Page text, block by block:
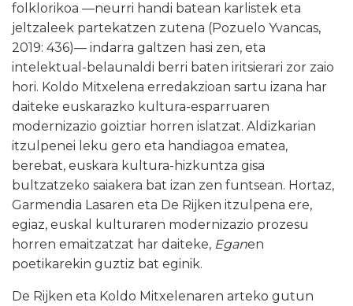
folklorikoa —neurri handi batean karlistek eta
jeltzaleek partekatzen zutena (Pozuelo Yvancas,
2019: 436)— indarra galtzen hasi zen, eta
intelektual-belaunaldi berri baten iritsierari zor zaio
hori. Koldo Mitxelena erredakzioan sartu izana har
daiteke euskarazko kultura-esparruaren
modernizazio goiztiar horren islatzat. Aldizkarian
itzulpenei leku gero eta handiagoa ematea,
berebat, euskara kultura-hizkuntza gisa
bultzatzeko saiakera bat izan zen funtsean. Hortaz,
Garmendia Lasaren eta De Rijken itzulpena ere,
egiaz, euskal kulturaren modernizazio prozesu
horren emaitzatzat har daiteke, Eganen
poetikarekin guztiz bat eginik.
De Rijken eta Koldo Mitxelenaren arteko gutun